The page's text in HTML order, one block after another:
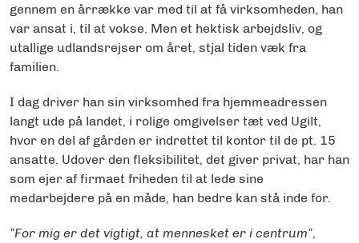
gennem en årrække var med til at få virksomheden, han
var ansat i, til at vokse. Men et hektisk arbejdsliv, og
utallige udlandsrejser om året, stjal tiden væk fra
familien.
I dag driver han sin virksomhed fra hjemmeadressen
langt ude på landet, i rolige omgivelser tæt ved Ugilt,
hvor en del af gården er indrettet til kontor til de pt. 15
ansatte. Udover den fleksibilitet, det giver privat, har han
som ejer af firmaet friheden til at lede sine
medarbejdere på en måde, han bedre kan stå inde for.
”For mig er det vigtigt, at mennesket er i centrum”,